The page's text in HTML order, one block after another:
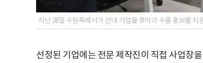
지난 28일 수원특례시가 관내 기업을 찾아가 수출 홍보를 지
선정된 기업에는 전문 제작진이 직접 사업장